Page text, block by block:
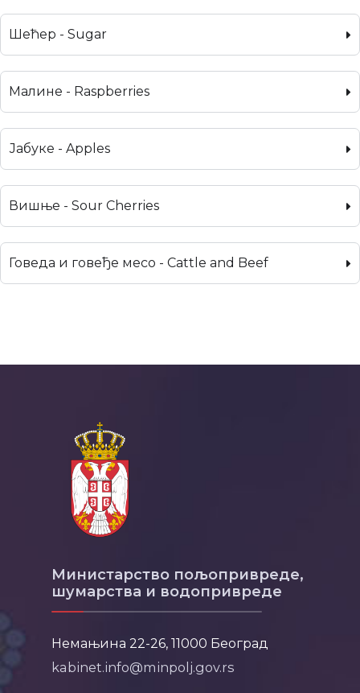
Шећер - Sugar
Малине - Raspberries
Јабуке - Apples
Вишње - Sour Cherries
Говеда и говеђе месо - Cattle and Beef
Министарство пољопривреде,
шумарства и водопривреде
Немањина 22-26, 11000 Београд
kabinet.info@minpolj.gov.rs